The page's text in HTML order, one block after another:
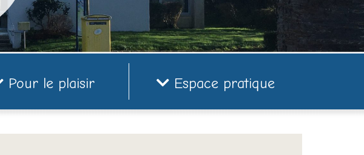
Pour le plaisir Espace pratique